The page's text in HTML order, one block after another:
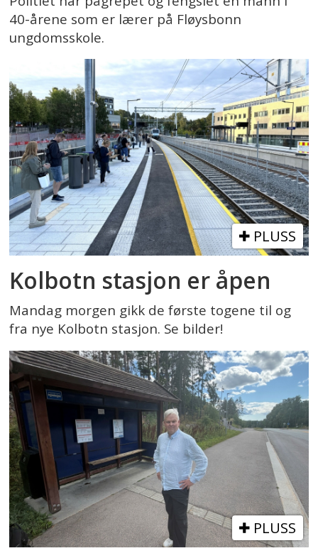
40-årene som er lærer på Fløysbonn
ungdomsskole.
PLUSS
Kolbotn stasjon er åpen
Mandag morgen gikk de første togene til og
fra nye Kolbotn stasjon. Se bilder!
PLUSS